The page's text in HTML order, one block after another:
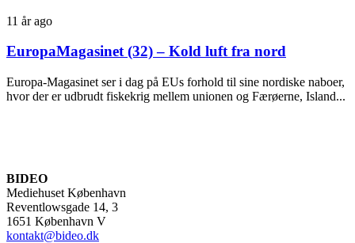
11 år ago
EuropaMagasinet (32) – Kold luft fra nord
Europa-Magasinet ser i dag på EUs forhold til sine nordiske naboer,
hvor der er udbrudt fiskekrig mellem unionen og Færøerne, Island...
BIDEO
Mediehuset København
Reventlowsgade 14, 3
1651 København V
kontakt@bideo.dk